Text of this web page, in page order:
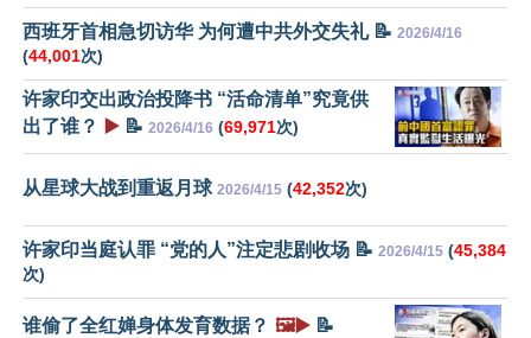
西班牙首相急切访华 为何遭中共外交失礼 📝 2026/4/16
(44,001次)
许家印交出政治投降书 “活命清单”究竟供
出了谁？
▶️ 📝 2026/4/16 (69,971次)
从星球大战到重返月球 2026/4/15 (42,352次)
许家印当庭认罪 “党的人”注定悲剧收场 📝 2026/4/15 (45,384
次)
谁偷了全红婵身体发育数据？ 🖼️▶️ 📝